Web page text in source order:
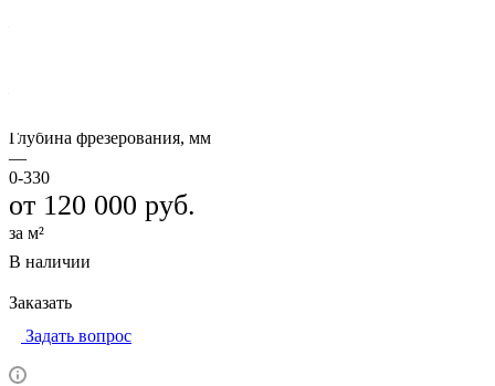
Глубина фрезерования, мм
—
0-330
от 120 000 руб.
за м²
В наличии
Заказать
Задать вопрос